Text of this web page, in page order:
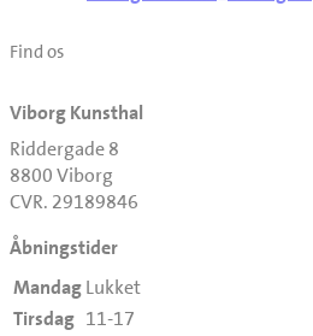
Find os
Viborg Kunsthal
Riddergade 8
8800 Viborg
CVR. 29189846
Åbningstider
MandagLukket
Tirsdag 11-17